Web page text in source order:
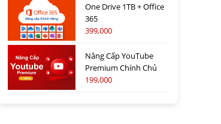
One Drive 1TB + Office
365
399,000
Nâng Cấp YouTube
Premium Chính Chủ
199,000